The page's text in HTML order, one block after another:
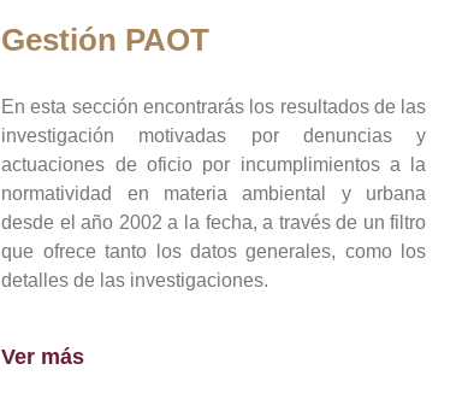
Gestión PAOT
En esta sección encontrarás los resultados de las
investigación motivadas por denuncias y
actuaciones de oficio por incumplimientos a la
normatividad en materia ambiental y urbana
desde el año 2002 a la fecha, a través de un filtro
que ofrece tanto los datos generales, como los
detalles de las investigaciones.
Ver más